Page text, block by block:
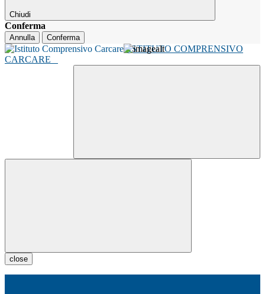
Chiudi
Conferma
Annulla Conferma
ISTITUTO COMPRENSIVO
CARCARE
close